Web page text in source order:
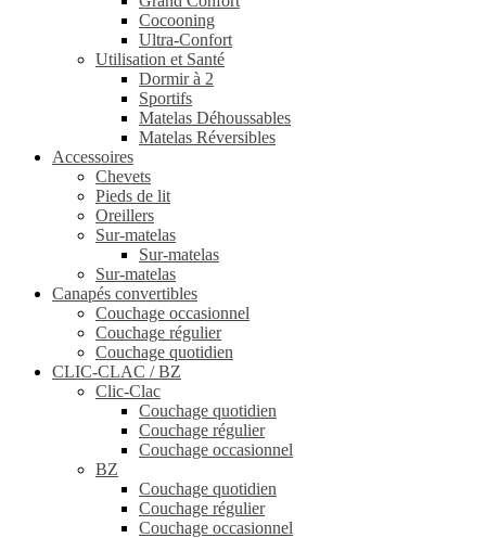
Cocooning
Ultra-Confort
Utilisation et Santé
Dormir à 2
Sportifs
Matelas Déhoussables
Matelas Réversibles
Accessoires
Chevets
Pieds de lit
Oreillers
Sur-matelas
Sur-matelas
Sur-matelas
Canapés convertibles
Couchage occasionnel
Couchage régulier
Couchage quotidien
CLIC-CLAC / BZ
Clic-Clac
Couchage quotidien
Couchage régulier
Couchage occasionnel
BZ
Couchage quotidien
Couchage régulier
Couchage occasionnel